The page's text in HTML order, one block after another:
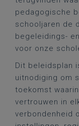
pedagogische
schooljaren de
begeleidings-
voor onze
Dit beleidsplan
uitnodiging om
toekomst waarin
vertrouwen in
verbondenheid